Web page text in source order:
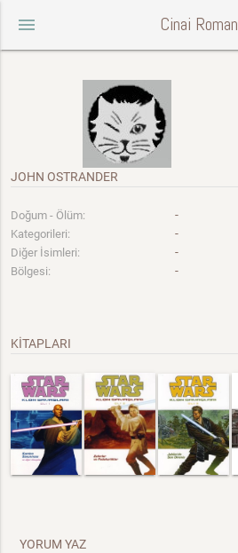
menu Cinai Roman
JOHN OSTRANDER
Doğum - Ölüm: -
Kategorileri: -
Diğer İsimleri: -
Bölgesi: -
KİTAPLARI
YORUM YAZ